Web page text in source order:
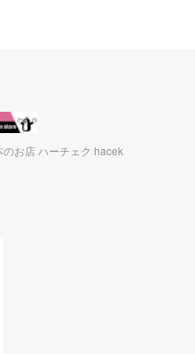
お店 ハーチェク hacek